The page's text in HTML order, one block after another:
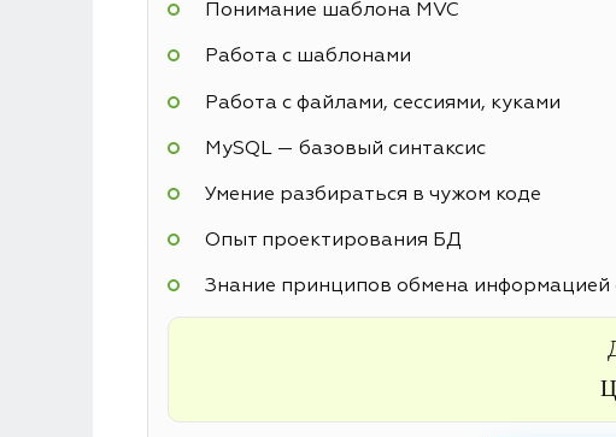
Понимание шаблона MVC
Работа с шаблонами
Работа с файлами, сессиями, куками
MySQL — базовый синтаксис
Умение разбираться в чужом коде
Опыт проектирования БД
Знание принципов обмена информацией